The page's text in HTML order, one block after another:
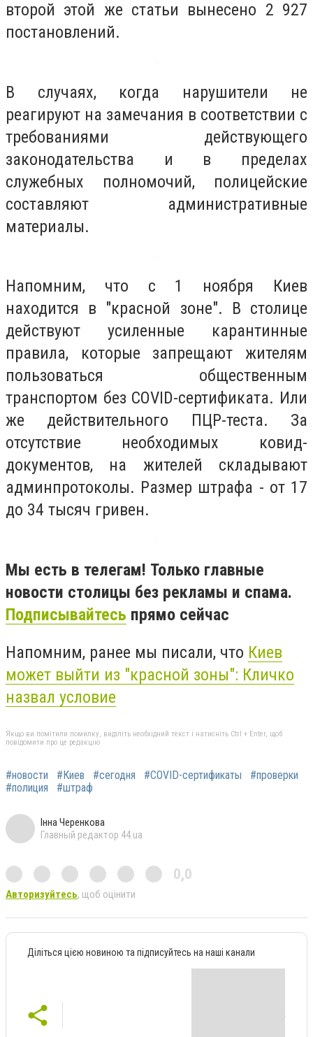
второй этой же статьи вынесено 2 927
постановлений.
В случаях, когда нарушители не
реагируют на замечания в соответствии с
требованиями действующего
законодательства и в пределах
служебных полномочий, полицейские
составляют административные
материалы.
Напомним, что с 1 ноября Киев
находится в "красной зоне". В столице
действуют усиленные карантинные
правила, которые запрещают жителям
пользоваться общественным
транспортом без COVID-сертификата. Или
же действительного ПЦР-теста. За
отсутствие необходимых ковид-
документов, на жителей складывают
админпротоколы. Размер штрафа - от 17
до 34 тысяч гривен.
Мы есть в телегам! Только главные
новости столицы без рекламы и спама.
Подписывайтесь прямо сейчас
Напомним, ранее мы писали, что Киев
может выйти из "красной зоны": Кличко
назвал условие
Якщо ви помітили помилку, виділіть необхідний текст і натисніть Ctrl + Enter, щоб
повідомити про це редакцію
#новости #Киев #сегодня #COVID-сертификаты
#проверки
#полиция
#штраф
Інна Черенкова
Главный редактор 44.ua
0,0
Авторизуйтесь, щоб оцінити
Діліться цією новиною та підписуйтесь на наші канали